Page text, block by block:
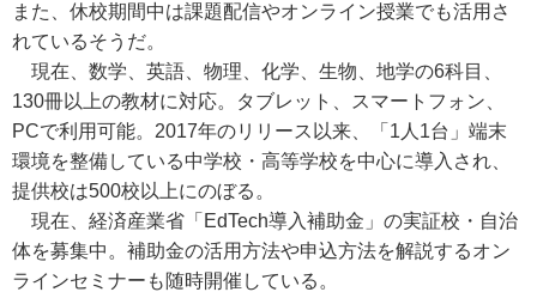
また、休校期間中は課題配信やオンライン授業でも活用さ
れているそうだ。
現在、数学、英語、物理、化学、生物、地学の6科目、
130冊以上の教材に対応。タブレット、スマートフォン、
PCで利用可能。2017年のリリース以来、「1人1台」端末
環境を整備している中学校・高等学校を中心に導入され、
提供校は500校以上にのぼる。
現在、経済産業省「EdTech導入補助金」の実証校・自治
体を募集中。補助金の活用方法や申込方法を解説するオン
ラインセミナーも随時開催している。